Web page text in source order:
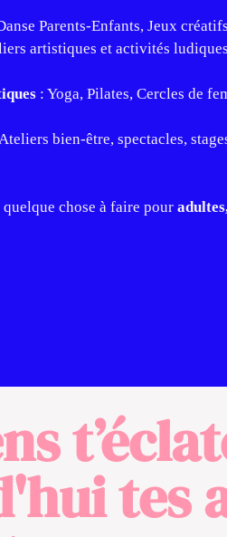
Parents-Enfants, Jeux créatifs
artistiques et activités
: Yoga, Pilates, Cercles de
bien-être, spectacles,
chose à faire pour
tes